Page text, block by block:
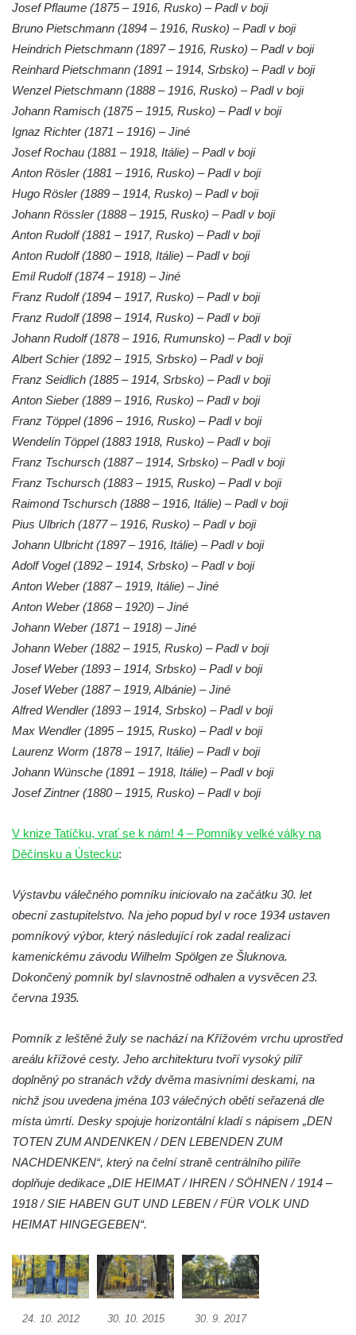
Hrob Waltera Hilleho na hřbitově ve Vlčí
Kenotaf Augusta Michela na hřbitově v
Benešově nad Ploučnicí
Hrob Šumových na hřbitově v Benešově
nad Ploučnicí
Hrob Theodora Sommera na hřbitově v
Benešově nad Ploučnicí
Hrob Wendelina Janiche na hřbitově v
Benešově nad Ploučnicí
Hrob Franze Wünsche na hřbitově v
Benešově nad Ploučnicí
Pamětní desky obětem 1. světové války v
kapli Panny Marie Bolestné v Benešově
nad Ploučnicí
Pamětní deska Samuela Fullera na zámku
v Sokolově
Kenotaf Ericha Ullmanna na hřbitově
Šumburk nad Desnou v Tanvaldu
Hrob sovětských dětí na hřbitově Šumburk
nad Desnou v Tanvaldu
Pomník prvního a druhého odboje v
Tanvaldu
Kenotaf Josefa Staritze na hřbitově ve
Starých Křečanech
Hrob Antona Reintsche na hřbitově ve
Starých Křečanech
Tyršových sadech v Jablonci nad Nisou
Pamětní desky obětem 1. světové války na
Křečanech
Pomník Theodora Körnera v Tyršově ulici v
Šluknově
Pomník Františka Josefa I. u křížové cesty
ve Šluknově
Kenotaf Richarda Grossmanna na hřbitově
v Dubé
Hrob Jiřího Kasala na hřbitově v Dubé
Pomník padlým rudoarmějcům na hřbitově
v Dubé
Pomník obětem 2. světové války v Dubé
ve Velkém Šenově
Hrob Petra Záhorky na hřbitově ve Velkém
Josef Pflaume (1875 – 1916, Rusko) – Padl v boji
Bruno Pietschmann (1894 – 1916, Rusko) – Padl v boji
Heindrich Pietschmann (1897 – 1916, Rusko) – Padl v boji
Reinhard Pietschmann (1891 – 1914, Srbsko) – Padl v boji
Wenzel Pietschmann (1888 – 1916, Rusko) – Padl v boji
Johann Ramisch (1875 – 1915, Rusko) – Padl v boji
Ignaz Richter (1871 – 1916) – Jiné
Josef Rochau (1881 – 1918, Itálie) – Padl v boji
Anton Rösler (1881 – 1916, Rusko) – Padl v boji
Hugo Rösler (1889 – 1914, Rusko) – Padl v boji
Johann Rössler (1888 – 1915, Rusko) – Padl v boji
Anton Rudolf (1881 – 1917, Rusko) – Padl v boji
Anton Rudolf (1880 – 1918, Itálie) – Padl v boji
Emil Rudolf (1874 – 1918) – Jiné
Franz Rudolf (1894 – 1917, Rusko) – Padl v boji
Franz Rudolf (1898 – 1914, Rusko) – Padl v boji
Johann Rudolf (1878 – 1916, Rumunsko) – Padl v boji
Albert Schier (1892 – 1915, Srbsko) – Padl v boji
Franz Seidlich (1885 – 1914, Srbsko) – Padl v boji
Anton Sieber (1889 – 1916, Rusko) – Padl v boji
Franz Töppel (1896 – 1916, Rusko) – Padl v boji
Wendelín Töppel (1883 1918, Rusko) – Padl v boji
Franz Tschursch (1887 – 1914, Srbsko) – Padl v boji
Franz Tschursch (1883 – 1915, Rusko) – Padl v boji
Raimond Tschursch (1888 – 1916, Itálie) – Padl v boji
Pius Ulbrich (1877 – 1916, Rusko) – Padl v boji
Johann Ulbricht (1897 – 1916, Itálie) – Padl v boji
Adolf Vogel (1892 – 1914, Srbsko) – Padl v boji
Anton Weber (1887 – 1919, Itálie) – Jiné
Anton Weber (1868 – 1920) – Jiné
Johann Weber (1871 – 1918) – Jiné
Johann Weber (1882 – 1915, Rusko) – Padl v boji
Josef Weber (1893 – 1914, Srbsko) – Padl v boji
Josef Weber (1887 – 1919, Albánie) – Jiné
Alfred Wendler (1893 – 1914, Srbsko) – Padl v boji
Max Wendler (1895 – 1915, Rusko) – Padl v boji
Laurenz Worm (1878 – 1917, Itálie) – Padl v boji
Johann Wünsche (1891 – 1918, Itálie) – Padl v boji
Josef Zintner (1880 – 1915, Rusko) – Padl v boji
V knize Tatíčku, vrať se k nám! 4 – Pomníky velké války na
Děčínsku a Ústecku:
Výstavbu válečného pomníku iniciovalo na začátku 30. let
obecní zastupitelstvo. Na jeho popud byl v roce 1934 ustaven
pomníkový výbor, který následující rok zadal realizaci
kamenickému závodu Wilhelm Spölgen ze Šluknova.
Dokončený pomník byl slavnostně odhalen a vysvěcen 23.
června 1935.
Pomník z leštěné žuly se nachází na Křížovém vrchu uprostřed
areálu křížové cesty. Jeho architekturu tvoří vysoký pilíř
doplněný po stranách vždy dvěma masivními deskami, na
nichž jsou uvedena jména 103 válečných obětí seřazená dle
místa úmrtí. Desky spojuje horizontální kladí s nápisem „DEN
TOTEN ZUM ANDENKEN / DEN LEBENDEN ZUM
NACHDENKEN“, který na čelní straně centrálního pilíře
doplňuje dedikace „DIE HEIMAT / IHREN / SÖHNEN / 1914 –
1918 / SIE HABEN GUT UND LEBEN / FÜR VOLK UND
HEIMAT HINGEGEBEN“.
24. 10. 2012 30. 10. 2015 30. 9. 2017